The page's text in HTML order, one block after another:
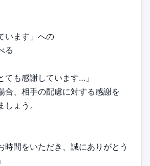
います」への
る
ても感謝しています…」
合、相手の配慮に対する感謝を
ょう。
時間をいただき、誠にありがとう